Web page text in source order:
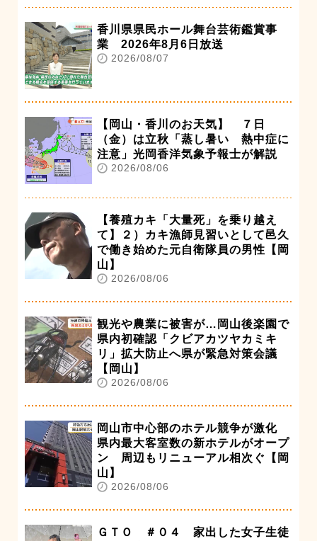
香川県県民ホール舞台芸術鑑賞事
業 2026年8月6日放送
2026/08/07
【岡山・香川のお天気】 ７日
（金）は立秋「蒸し暑い 熱中症に
注意」光岡香洋気象予報士が解説
2026/08/06
【養殖カキ「大量死」を乗り越え
て】２）カキ漁師見習いとして邑久
で働き始めた元自衛隊員の男性【岡
山】
2026/08/06
観光や農業に被害が…岡山後楽園で
県内初確認「クビアカツヤカミキ
リ」拡大防止へ県が緊急対策会議
【岡山】
2026/08/06
岡山市中心部のホテル競争が激化
県内最大客室数の新ホテルがオープ
ン 周辺もリニューアル相次ぐ【岡
山】
2026/08/06
ＧＴＯ ＃０４ 家出した女子生徒